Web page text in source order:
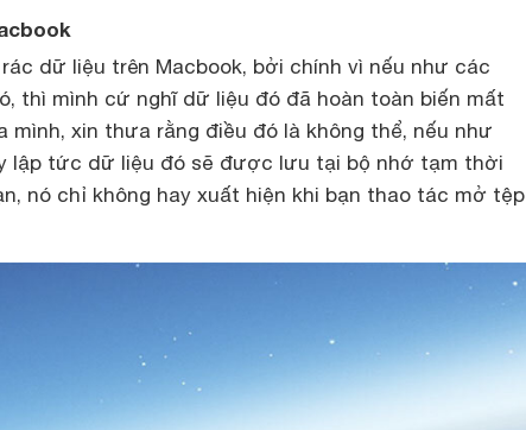
dữ liệu trên Macbook, bởi chính vì nếu như các
thì mình cứ nghĩ dữ liệu đó đã hoàn toàn biến mất
mình, xin thưa rằng điều đó là không thể, nếu như
lập tức dữ liệu đó sẽ được lưu tại bộ nhớ tạm thời
nó chỉ không hay xuất hiện khi bạn thao tác mở tệp